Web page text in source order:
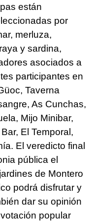
están
por
merluza,
y sardina,
asociados a
participantes en
Taverna
As Cunchas,
Mijo Minibar,
El Temporal,
El veredicto final
pública el
de Montero
podrá disfrutar y
dar su opinión
popular